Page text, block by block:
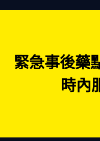
緊急事後藥
時內